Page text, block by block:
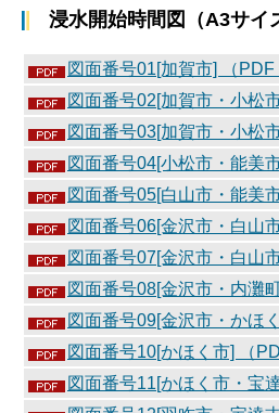
浸水開始時間図（A3サイ
図面番号01[加賀市] （PDF
図面番号02[加賀市・小松
図面番号03[加賀市・小松
図面番号04[小松市・能美
図面番号05[白山市・能美
図面番号06[金沢市・白山
図面番号07[金沢市・白山
図面番号08[金沢市・内灘
図面番号09[金沢市・かほ
図面番号10[かほく市] （
図面番号11[かほく市・宝